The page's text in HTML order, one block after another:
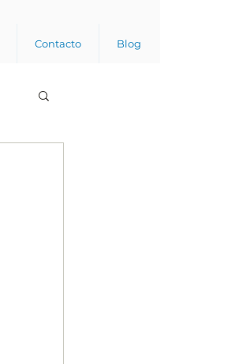
Contacto Blog